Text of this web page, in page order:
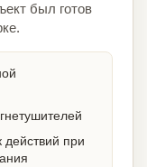
был готов
действий при